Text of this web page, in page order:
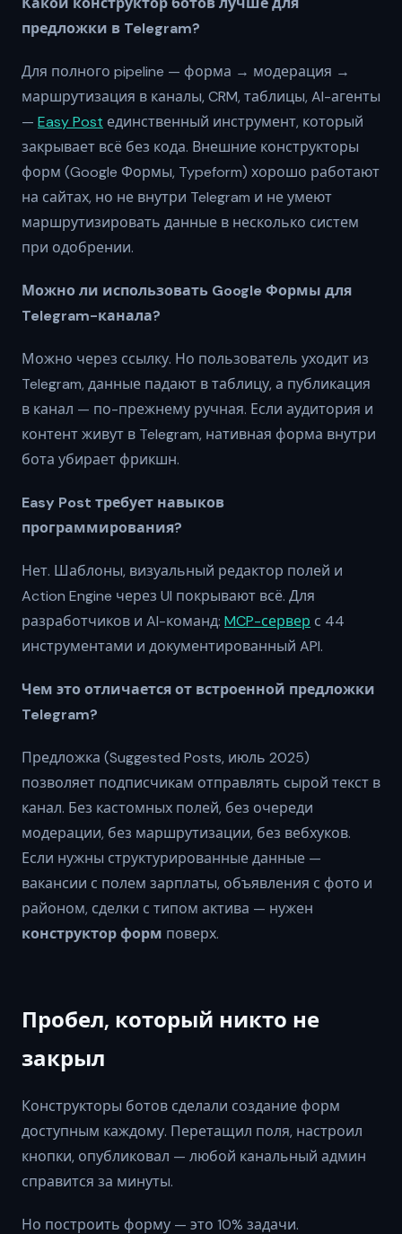
предложки в Telegram?
Для полного pipeline — форма → модерация →
маршрутизация в каналы, CRM, таблицы, AI-агенты
— Easy Post единственный инструмент, который
закрывает всё без кода. Внешние конструкторы
форм (Google Формы, Typeform) хорошо работают
на сайтах, но не внутри Telegram и не умеют
маршрутизировать данные в несколько систем
при одобрении.
Можно ли использовать Google Формы для
Telegram-канала?
Можно через ссылку. Но пользователь уходит из
Telegram, данные падают в таблицу, а публикация
в канал — по-прежнему ручная. Если аудитория и
контент живут в Telegram, нативная форма внутри
бота убирает фрикшн.
Easy Post требует навыков
программирования?
Нет. Шаблоны, визуальный редактор полей и
Action Engine через UI покрывают всё. Для
разработчиков и AI-команд: MCP-сервер с 44
инструментами и документированный API.
Чем это отличается от встроенной предложки
Telegram?
Предложка (Suggested Posts, июль 2025)
позволяет подписчикам отправлять сырой текст в
канал. Без кастомных полей, без очереди
модерации, без маршрутизации, без вебхуков.
Если нужны структурированные данные —
вакансии с полем зарплаты, объявления с фото и
районом, сделки с типом актива — нужен
конструктор форм поверх.
Пробел, который никто не
закрыл
Конструкторы ботов сделали создание форм
доступным каждому. Перетащил поля, настроил
кнопки, опубликовал — любой канальный админ
справится за минуты.
Но построить форму — это 10% задачи.